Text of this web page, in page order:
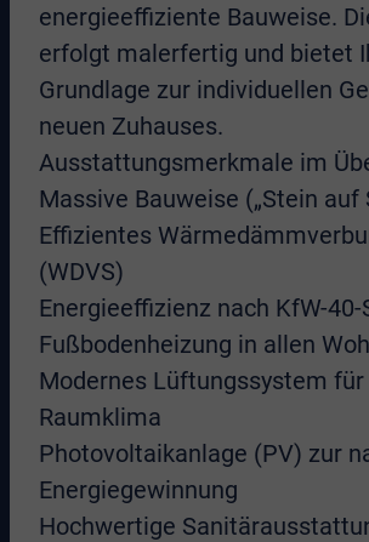
energieeffiziente Bauweise.
erfolgt malerfertig und bietet
Grundlage zur individuellen
neuen Zuhauses.
Ausstattungsmerkmale im
Massive Bauweise („Stein auf
Effizientes
(WDVS)
Energieeffizienz nach KfW-
Fußbodenheizung in allen
Modernes Lüftungssystem
Raumklima
Photovoltaikanlage (PV) zur
Energiegewinnung
Hochwertige